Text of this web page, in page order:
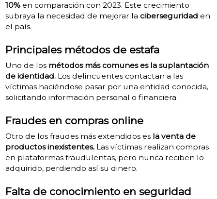
10%en comparación con 2023. Este crecimiento
subraya la necesidad de mejorar la ciberseguridad en
el país.
Principales métodos de estafa
Uno de los métodos más comunes es la suplantación
de identidad.Los delincuentes contactan a las
víctimas haciéndose pasar por una entidad conocida,
solicitando información personal o financiera.
Fraudes en compras online
Otro de los fraudes más extendidos es la venta de
productos inexistentes.Las víctimas realizan compras
en plataformas fraudulentas, pero nunca reciben lo
adquirido, perdiendo así su dinero.
Falta de conocimiento en seguridad